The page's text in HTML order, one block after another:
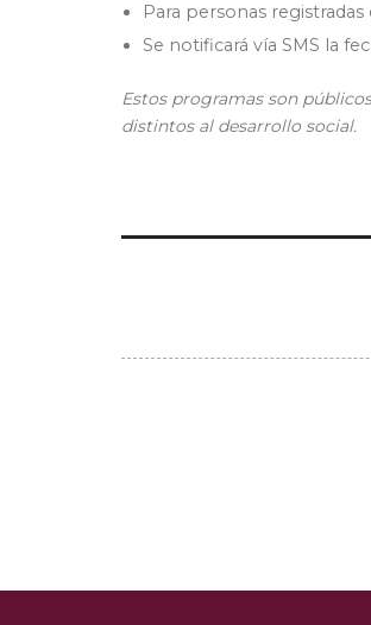
Para personas
Se notificará vía SMS la
Estosprogramas sonpúblicos
distintos al desarrollo social.